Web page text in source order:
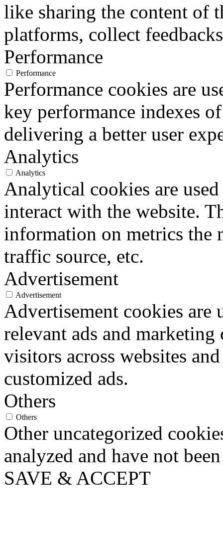
like sharing the content of
platforms, collect
Performance
Performance
Performance cookies are
key performance indexes
delivering a better user
Analytics
Analytics
Analytical cookies are
interact with the website.
information on metrics the
traffic source, etc.
Advertisement
Advertisement
Advertisement cookies
relevant ads and marketing
visitors across websites
customized ads.
Others
Others
Other uncategorized
analyzed and have not
SAVE & ACCEPT